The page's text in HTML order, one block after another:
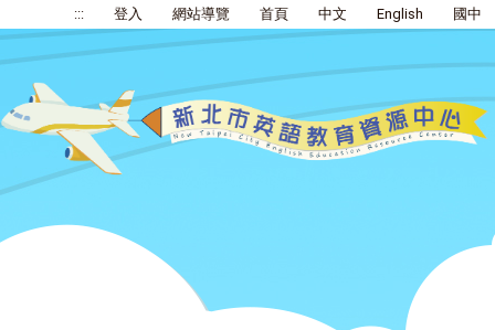
::: 登入 網站導覽 首頁 中文 English 國中